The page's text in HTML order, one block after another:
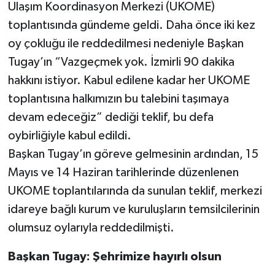
Ulaşım Koordinasyon Merkezi (UKOME)
toplantısında gündeme geldi. Daha önce iki kez
oy çokluğu ile reddedilmesi nedeniyle Başkan
Tugay’ın “Vazgeçmek yok. İzmirli 90 dakika
hakkını istiyor. Kabul edilene kadar her UKOME
toplantısına halkımızın bu talebini taşımaya
devam edeceğiz” dediği teklif, bu defa
oybirliğiyle kabul edildi.
Başkan Tugay’ın göreve gelmesinin ardından, 15
Mayıs ve 14 Haziran tarihlerinde düzenlenen
UKOME toplantılarında da sunulan teklif, merkezi
idareye bağlı kurum ve kuruluşların temsilcilerinin
olumsuz oylarıyla reddedilmişti.
Başkan Tugay: Şehrimize hayırlı olsun